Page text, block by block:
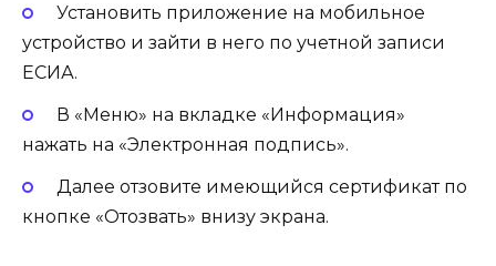
Установить приложение на мобильное
устройство и зайти в него по учетной записи
ЕСИА.
В «Меню» на вкладке «Информация»
нажать на «Электронная подпись».
Далее отзовите имеющийся сертификат по
кнопке «Отозвать» внизу экрана.